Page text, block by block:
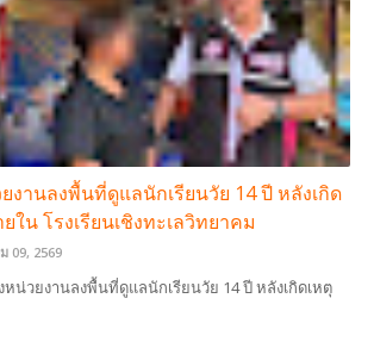
งานลงพื้นที่ดูแลนักเรียนวัย 14 ปี หลังเกิด
ใน โรงเรียนเชิงทะเลวิทยาคม
09, 2569
หน่วยงานลงพื้นที่ดูแลนักเรียนวัย 14 ปี หลังเกิดเหตุ